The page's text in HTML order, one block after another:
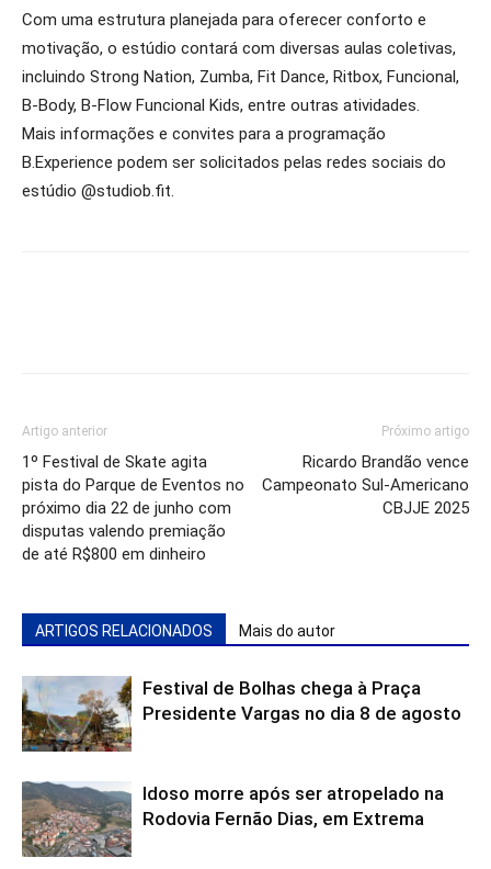
Com uma estrutura planejada para oferecer conforto e
motivação, o estúdio contará com diversas aulas coletivas,
incluindo Strong Nation, Zumba, Fit Dance, Ritbox, Funcional,
B-Body, B-Flow Funcional Kids, entre outras atividades.
Mais informações e convites para a programação
B.Experience podem ser solicitados pelas redes sociais do
estúdio @studiob.fit.
Artigo anterior
1º Festival de Skate agita
pista do Parque de Eventos no
próximo dia 22 de junho com
disputas valendo premiação
de até R$800 em dinheiro
Próximo artigo
Ricardo Brandão vence
Campeonato Sul-Americano
CBJJE 2025
ARTIGOS RELACIONADOS Mais do autor
Festival de Bolhas chega à Praça
Presidente Vargas no dia 8 de agosto
Idoso morre após ser atropelado na
Rodovia Fernão Dias, em Extrema